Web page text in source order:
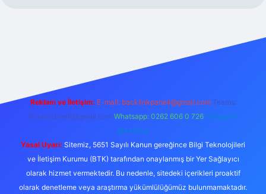
Reklam ve İletişim: E-mail: backlinkpaneli@gmail.com Teams:
forumhizmeti@gmail.com Whatsapp: 0262 606 0 726 Telegram:
@karabul
Yasal Uyarı: Sitemiz, 5651 Sayılı Kanun gereğince Bilgi Teknolojileri
ve İletişim Kurumu (BTK) tarafından onaylanmış bir Yer Sağlayıcı
olarak hizmet vermektedir. Bu nedenle, sitedeki içerikleri proaktif
olarak denetleme veya araştırma yükümlülüğümüz bulunmamaktadır.